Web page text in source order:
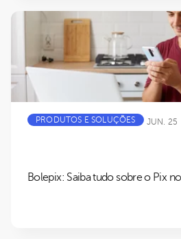
PRODUTOS E SOLUÇÕES JUN. 25
Bolepix: Saiba tudo sobre o Pix